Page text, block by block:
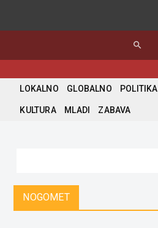
search
LOKALNO GLOBALNO POLITIKA
KULTURA MLADI ZABAVA
NOGOMET